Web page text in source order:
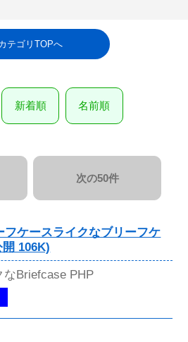
テゴリTOPへ
新着順 名前順
次の50件
ケースライクなブリーフケ
106K)
なBriefcase PHP